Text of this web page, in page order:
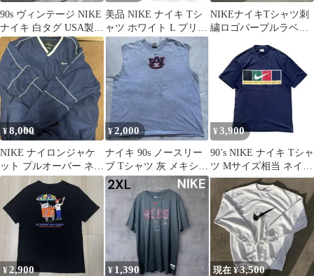
90s ヴィンテージ NIKE
ナイキ 白タグ USA製 T
シャツ XXL
美品 NIKE ナイキ Tシ
ャツ ホワイト L プリン
トロゴ スウォッシュ 古
NIKEナイキTシャツ刺
繍ロゴパープルラベン
ーツ半袖古着
¥8,000
NIKE ナイロンジャケ
ット プルオーバー ネイ
ビー Vネック
¥2,000
ナイキ 90s ノースリー
ブ Tシャツ 灰 メキシコ
製 センタースウッシュ
AU
¥ 3,900
90’s NIKE ナイキ Tシャ
ツ Mサイズ相当 ネイビ
ー フェード テニス
¥2,900 ¥ 1,390 現在 ¥3,500